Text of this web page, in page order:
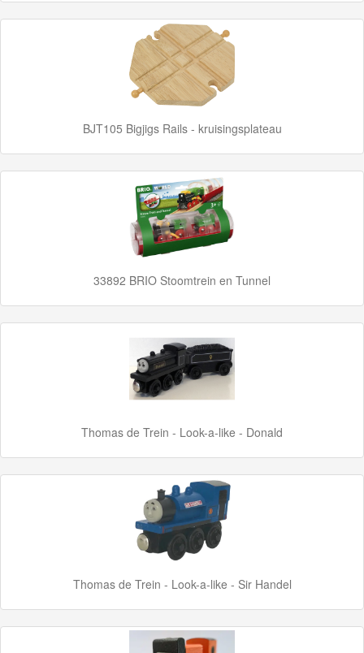
Speelgoed
Chuggington
Hot
GraviTrax
Disney
H0
BJT105 Bigjigs Rails - kruisingsplateau
33892 BRIO Stoomtrein en Tunnel
Thomas de Trein - Look-a-like - Donald
Thomas de Trein - Look-a-like - Sir Handel